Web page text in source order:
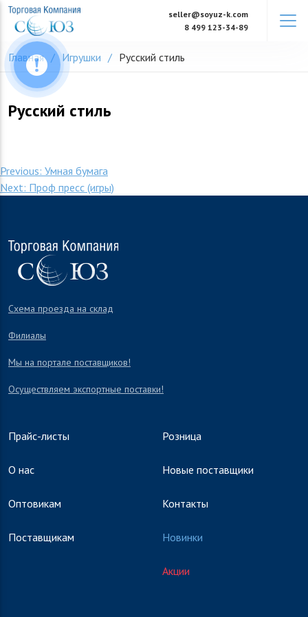
Skip
content
seller@soyuz-k.com
8 499 123-34-89
Главная Игрушки Русский стиль
Русский стиль
Навигация
по
Previous: Умная бумага
Next: Проф пресс (игры)
Схема проезда на склад
Филиалы
Мы на портале поставщиков!
Осуществляем экспортные поставки!
Прайс-листы
О нас
Оптовикам
Поставщикам
Розница
Новые поставщики
Контакты
Новинки
Акции